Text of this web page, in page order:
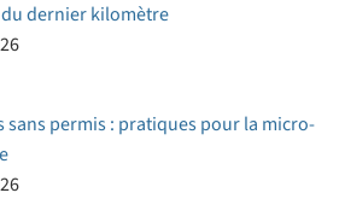
dernier kilomètre
sans permis : pratiques pour la micro-